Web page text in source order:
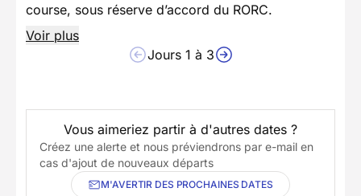
course, sous réserve d’accord du RORC.
Voir plus
Jours 1 à 3
Vous aimeriez partir à d'autres dates ?
Créez une alerte et nous préviendrons par e-mail en
cas d'ajout de nouveaux départs
M'AVERTIR DES PROCHAINES DATES